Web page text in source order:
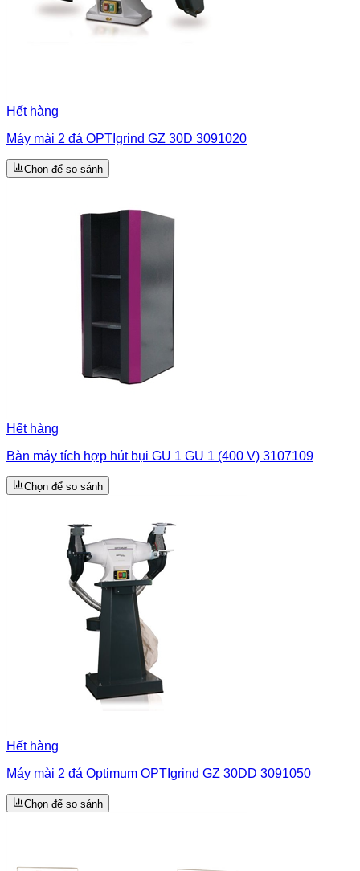
Hết hàng
Máy mài 2 đá OPTIgrind GZ 30D 3091020
Chọn để so sánh
Hết hàng
Bàn máy tích hợp hút bụi GU 1 GU 1 (400 V) 3107109
Chọn để so sánh
Hết hàng
Máy mài 2 đá Optimum OPTIgrind GZ 30DD 3091050
Chọn để so sánh